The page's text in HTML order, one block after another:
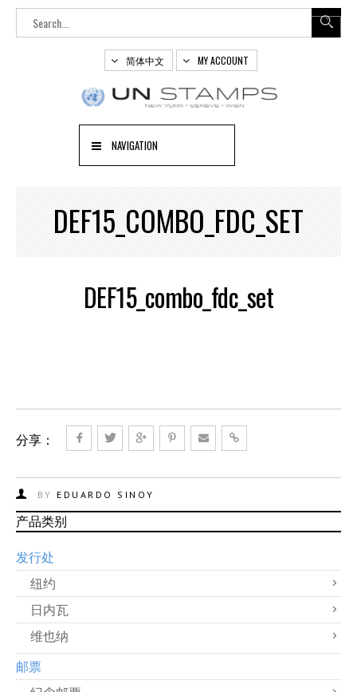
简体中文 MY ACCOUNT
NAVIGATION
DEF15_COMBO_FDC_SET
DEF15_combo_fdc_set
分享：
BY EDUARDO SINOY
产品类别
发行处
纽约
日内瓦
维也纳
邮票